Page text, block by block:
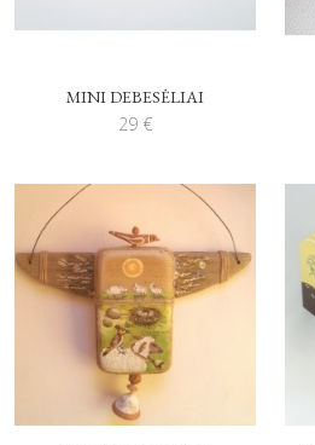
MINI DEBESĖLIAI
29 €